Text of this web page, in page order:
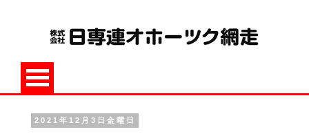
2021年12月3日金曜日